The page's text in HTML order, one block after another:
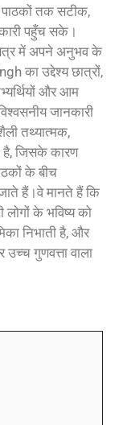
पाठकों तक सटीक,
पहुँच सके।
में अपने अनुभव के
का उद्देश्य छात्रों,
और आम
जानकारी
तथ्यात्मक,
है, जिसके कारण
के बीच
हैं।वे मानते हैं कि
लोगों के भविष्य को
निभाती है, और
उच्च गुणवत्ता वाला